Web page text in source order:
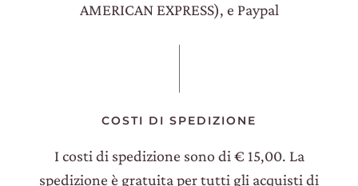
AMERICAN EXPRESS), e Paypal
COSTI DI SPEDIZIONE
I costi di spedizione sono di € 15,00. La
spedizione è gratuita per tutti gli acquisti di